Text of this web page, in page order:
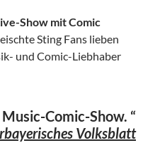
Show mit Comic
Sting Fans lieben
und Comic-Liebhaber
Comic-Show. “
Volksblatt